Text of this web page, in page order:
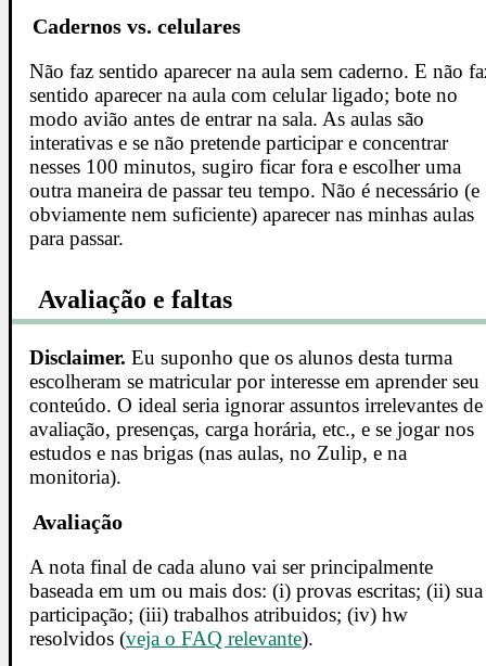
Cadernos vs. celulares
Não faz sentido aparecer na aula sem caderno. E não
sentido aparecer na aula com celular ligado; bote no
modo avião antes de entrar na sala. As aulas são
interativas e se não pretende participar e concentrar
nesses 100 minutos, sugiro ficar fora e escolher uma
outra maneira de passar teu tempo. Não é necessário (e
obviamente nem suficiente) aparecer nas minhas aulas
para passar.
Avaliação e faltas
Disclaimer. Eu suponho que os alunos desta turma
escolheram se matricular por interesse em aprender seu
conteúdo. O ideal seria ignorar assuntos irrelevantes de
avaliação, presenças, carga horária, etc., e se jogar nos
estudos e nas brigas (nas aulas, no Zulip, e na
monitoria).
Avaliação
A nota final de cada aluno vai ser principalmente
baseada em um ou mais dos: (i) provas escritas; (ii) sua
participação; (iii) trabalhos atribuidos; (iv) hw
resolvidos (veja o FAQ relevante).